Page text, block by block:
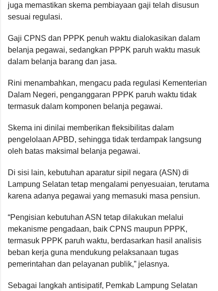
juga memastikan skema pembiayaan gaji telah disusun
sesuai regulasi.
Gaji CPNS dan PPPK penuh waktu dialokasikan dalam
belanja pegawai, sedangkan PPPK paruh waktu masuk
dalam belanja barang dan jasa.
Rini menambahkan, mengacu pada regulasi Kementerian
Dalam Negeri, penganggaran PPPK paruh waktu tidak
termasuk dalam komponen belanja pegawai.
Skema ini dinilai memberikan fleksibilitas dalam
pengelolaan APBD, sehingga tidak terdampak langsung
oleh batas maksimal belanja pegawai.
Di sisi lain, kebutuhan aparatur sipil negara (ASN) di
Lampung Selatan tetap mengalami penyesuaian, terutama
karena adanya pegawai yang memasuki masa pensiun.
“Pengisian kebutuhan ASN tetap dilakukan melalui
mekanisme pengadaan, baik CPNS maupun PPPK,
termasuk PPPK paruh waktu, berdasarkan hasil analisis
beban kerja guna mendukung pelaksanaan tugas
pemerintahan dan pelayanan publik,” jelasnya.
Sebagai langkah antisipatif, Pemkab Lampung Selatan